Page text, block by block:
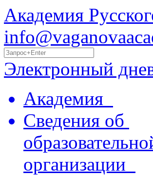
Академия
Электронный
Академия
Сведения об
организации